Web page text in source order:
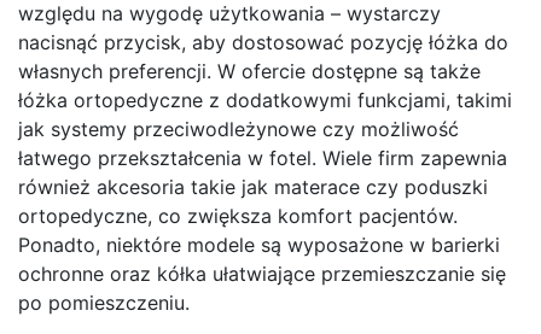
względu na wygodę użytkowania – wystarczy
nacisnąć przycisk, aby dostosować pozycję łóżka do
własnych preferencji. W ofercie dostępne są także
łóżka ortopedyczne z dodatkowymi funkcjami, takimi
jak systemy przeciwodleżynowe czy możliwość
łatwego przekształcenia w fotel. Wiele firm zapewnia
również akcesoria takie jak materace czy poduszki
ortopedyczne, co zwiększa komfort pacjentów.
Ponadto, niektóre modele są wyposażone w barierki
ochronne oraz kółka ułatwiające przemieszczanie się
po pomieszczeniu.